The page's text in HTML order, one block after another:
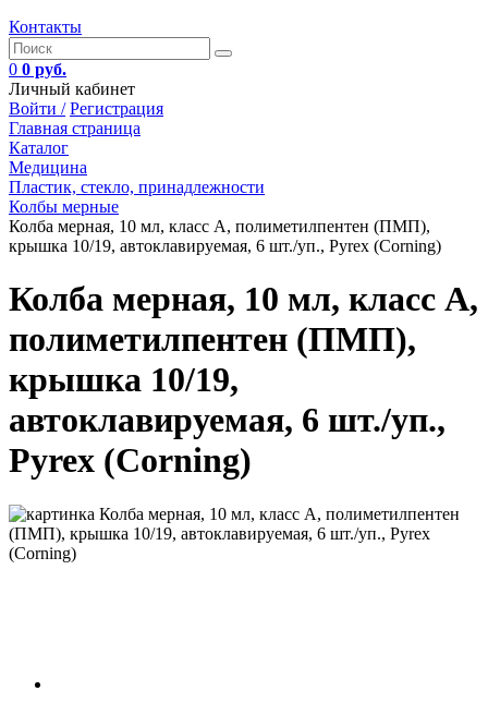
Контакты
0 0 руб.
Личный кабинет
Войти / Регистрация
Главная страница
Каталог
Медицина
Пластик, стекло, принадлежности
Колбы мерные
Колба мерная, 10 мл, класс А, полиметилпентен (ПМП),
крышка 10/19, автоклавируемая, 6 шт./уп., Pyrex (Corning)
Колба мерная, 10 мл, класс А,
полиметилпентен (ПМП),
крышка 10/19,
автоклавируемая, 6 шт./уп.,
Pyrex (Corning)